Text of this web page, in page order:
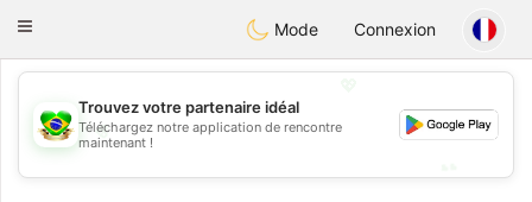
BrasilConversar
Toggle
Mode Connexion
💖
💕
Trouvez votre partenaire idéal
Téléchargez notre application de rencontre
maintenant !